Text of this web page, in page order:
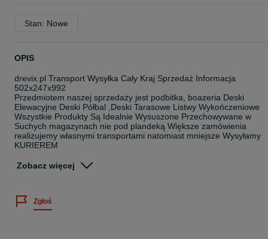
Stan: Nowe
OPIS
drevix.pl Transport Wysyłka Cały Kraj Sprzedaż Informacja
502x247x992
Przedmiotem naszej sprzedaży jest podbitka, boazeria Deski
Elewacyjne Deski Półbal ,Deski Tarasowe Listwy Wykończeniowe
Wszystkie Produkty Są Idealnie Wysuszone Przechowywane w
Suchych magazynach nie pod plandeką Większe zamówienia
realizujemy własnymi transportami natomiast mniejsze Wysyłamy
KURIEREM
Gr 11mm szer9,6 długość 2 , 2,5mb/3mb Idealnie nadaje się na
Gr. 2 cm szer. 13 cm długość 3m/4m
Gr.2.2 cm szer 12cm dłg 4 mb dwustronna profil Softlin
Zobacz więcej
Zgłoś